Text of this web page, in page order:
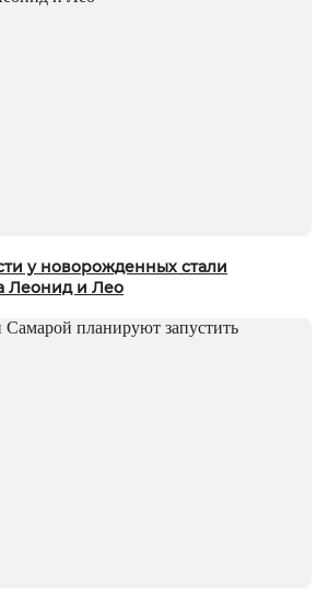
у новорожденных стали
Леонид и Лео